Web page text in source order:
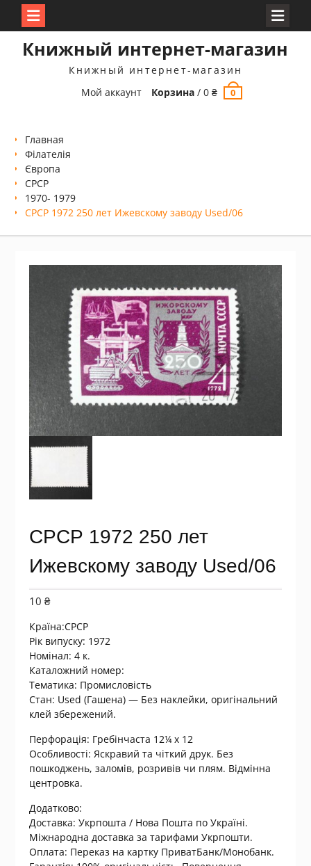
Книжный интернет-магазин
Книжный интернет-магазин
Мой аккаунт
Корзина /0₴ 0
Главная
Філателія
Європа
СРСР
1970- 1979
СРСР 1972 250 лет Ижевскому заводу Used/06
СРСР 1972 250 лет
Ижевскому заводу Used/06
10 ₴
Країна:СРСР
Рік випуску: 1972
Номінал: 4 к.
Каталожний номер:
Тематика: Промисловість
Стан: Used (Гашена) — Без наклейки, оригінальний
клей збережений.
Перфорація: Гребінчаста 12¼ x 12
Особливості: Яскравий та чіткий друк. Без
пошкоджень, заломів, розривів чи плям. Відмінна
центровка.
Додатково:
Доставка: Укрпошта / Нова Пошта по Україні.
Міжнародна доставка за тарифами Укрпошти.
Оплата: Переказ на картку ПриватБанк/Монобанк.